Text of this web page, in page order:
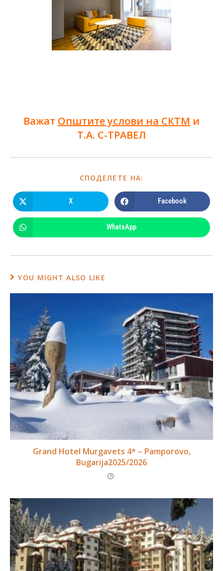
Важат Општите услови на СКТМ и
Т.А. С-ТРАВЕЛ
СПОДЕЛЕТЕ НА:
X Facebook
WhatsApp
YOU MIGHT ALSO LIKE
Grand Hotel Murgavets 4* – Pamporovo,
Bugarija2025/2026